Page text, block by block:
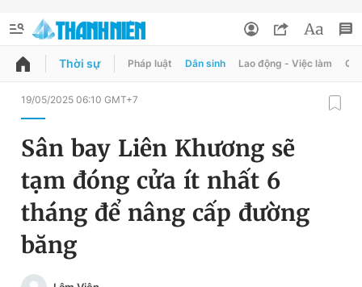
QUẢNG CÁO
Chuyên mục
Chuyên mục khác
Chào ngày mới
Đổi mật khẩu
Tin đã lưu
Tin đã xem
Thời sự Pháp luật Dân sinh Lao động - Việc làm
19/05/2025 06:10 GMT+7
Sân bay Liên Khương sẽ
tạm đóng cửa ít nhất 6
tháng để nâng cấp đường
băng